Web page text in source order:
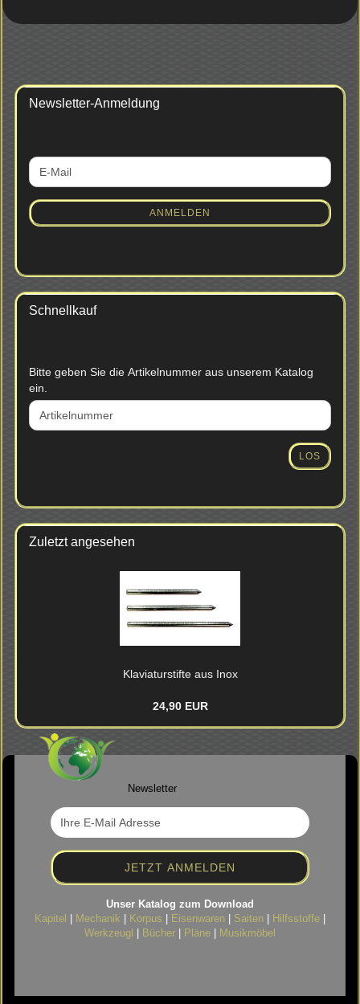
Newsletter-Anmeldung
WEITER
ZUR
ANMELDUNG
E-
Mail
ANMELDEN
Schnellkauf
BITTE
GEBEN
SIE
DIE
Bitte geben Sie die Artikelnummer aus unserem Katalog
ein.
LOS
Zuletzt angesehen
Kla­via­tur­stif­te aus Inox
24,90 EUR
Newsletter
Unser Katalog zum Download
Kapitel
Mechanik Korpus Eisenwaren Saiten Hilfsstoffe
Werkzeugl
Bücher Pläne Musikmöbel